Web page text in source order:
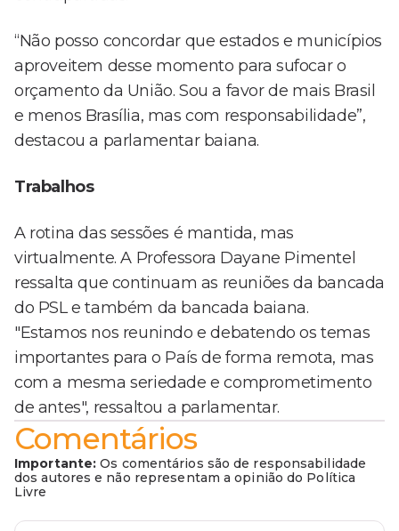
“Não posso concordar que estados e municípios
aproveitem desse momento para sufocar o
orçamento da União. Sou a favor de mais Brasil
e menos Brasília, mas com responsabilidade”,
destacou a parlamentar baiana.
Trabalhos
A rotina das sessões é mantida, mas
virtualmente. A Professora Dayane Pimentel
ressalta que continuam as reuniões da bancada
do PSL e também da bancada baiana.
"Estamos nos reunindo e debatendo os temas
importantes para o País de forma remota, mas
com a mesma seriedade e comprometimento
de antes", ressaltou a parlamentar.
Comentários
Importante: Os comentários são de responsabilidade
dos autores e não representam a opinião do Política
Livre